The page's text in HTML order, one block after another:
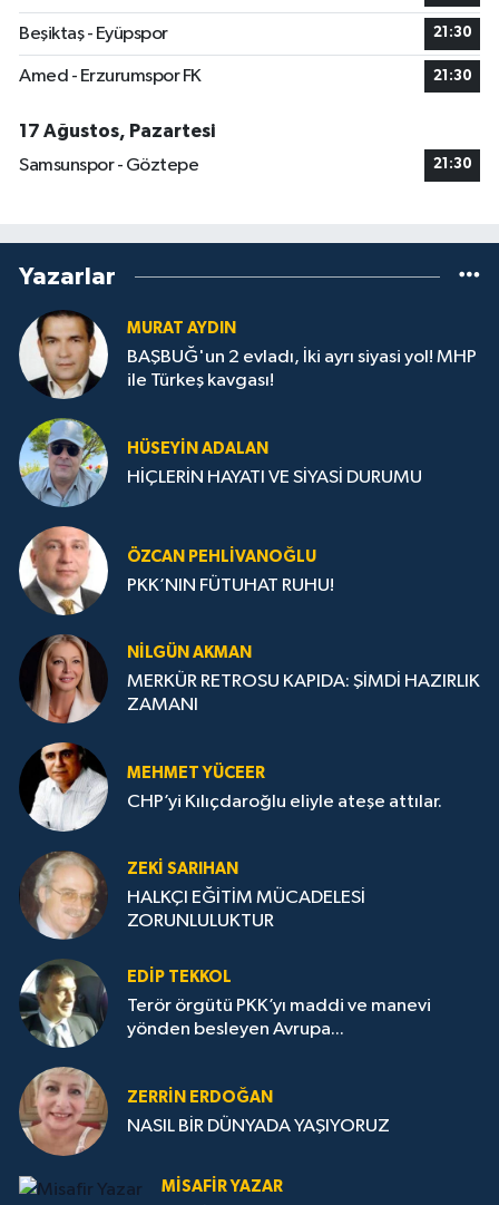
Beşiktaş - Eyüpspor 21:30
Amed - Erzurumspor FK 21:30
17 Ağustos, Pazartesi
Samsunspor - Göztepe
21:30
Yazarlar
MURAT AYDIN
BAŞBUĞ'un 2 evladı, İki ayrı siyasi yol! MHP
ile Türkeş kavgası!
HÜSEYIN ADALAN
HİÇLERİN HAYATI VE SİYASİ DURUMU
ÖZCAN PEHLIVANOĞLU
PKK’NIN FÜTUHAT RUHU!
NILGÜN AKMAN
MERKÜR RETROSU KAPIDA: ŞİMDİ HAZIRLIK
ZAMANI
MEHMET YÜCEER
CHP’yi Kılıçdaroğlu eliyle ateşe attılar.
ZEKI SARIHAN
HALKÇI EĞİTİM MÜCADELESİ
ZORUNLULUKTUR
EDIP TEKKOL
Terör örgütü PKK’yı maddi ve manevi
yönden besleyen Avrupa...
ZERRIN ERDOĞAN
NASIL BİR DÜNYADA YAŞIYORUZ
MISAFIR YAZAR